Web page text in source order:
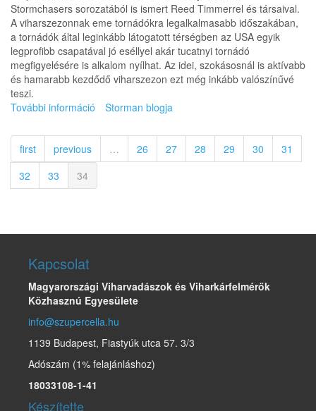
Stormchasers sorozatából is ismert Reed Timmerrel és társaival.
A viharszezonnak eme tornádókra legalkalmasabb időszakában,
a tornádók által leginkább látogatott térségben az USA egyik
legprofibb csapatával jó eséllyel akár tucatnyi tornádó
megfigyelésére is alkalom nyílhat. Az idei, szokásosnál is aktívabb
és hamarabb kezdődő viharszezon ezt még inkább valószínűvé
teszi.
További információ Mi
az
amerikai
tornádóvadászaton?
kapcsolatosan
Storman blogja
first previous … 26 27 28 29 30
31
32
33 34
Kapcsolat
Magyarországi Viharvadászok és Viharkárfelmérők
Közhasznú Egyesülete
info@szupercella.hu
1139 Budapest, Fiastyúk utca 57. 3/3
Adószám (1% felajánláshoz)
18033108-1-41
Készítette